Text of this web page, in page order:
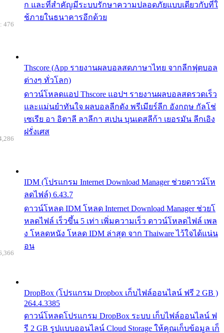
ก และที่สำคัญมีระบบรักษาความปลอดภัยแบบเดียวกับที่ใ
ช้ภายในธนาคารอีกด้วย
Thscore (App รายงานผลบอลสดภาษาไทย จากลีกฟุตบอล
ต่างๆ ทั่วโลก)
ดาวน์โหลดแอป Thscore แอปฯ รายงานผลบอลสดรวดเร็ว
และแม่นยำทันใจ ผลบอลลีกดัง พรีเมียร์ลีก อังกฤษ กัลโช่
เซเรีย อา อิตาลี ลาลีกา สเปน บุนเดสลีก้า เยอรมัน ลีกเอิง
ฝรั่งเศส
476
IDM (โปรแกรม Internet Download Manager ช่วยดาวน์โห
ลดไฟล์) 6.43.7
ดาวน์โหลด IDM โหลด Internet Download Manager ช่วยโ
หลดไฟล์ เร็วขึ้น 5 เท่า เพิ่มความเร็ว ดาวน์โหลดไฟล์ เพล
ง โหลดหนัง โหลด IDM ล่าสุด จาก Thaiware ไว้ใจได้แน่น
อน
DropBox (โปรแกรม Dropbox เก็บไฟล์ออนไลน์ ฟรี 2 GB )
264.4.3385
ดาวน์โหลดโปรแกรม DropBox ระบบ เก็บไฟล์ออนไลน์ ฟ
รี 2 GB รูปแบบออนไลน์ Cloud Storage ให้คุณเก็บข้อมูล เก็